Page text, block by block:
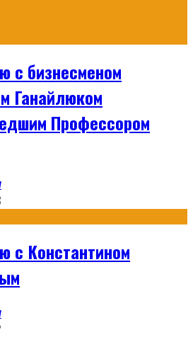
с бизнесменом
Ганайлюком
Профессором
с Константином